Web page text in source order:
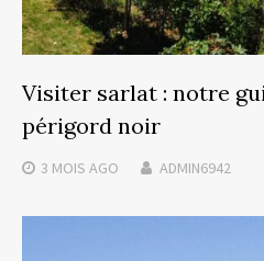
Visiter sarlat : notre
périgord noir
3 MOIS AGO ADMIN6942